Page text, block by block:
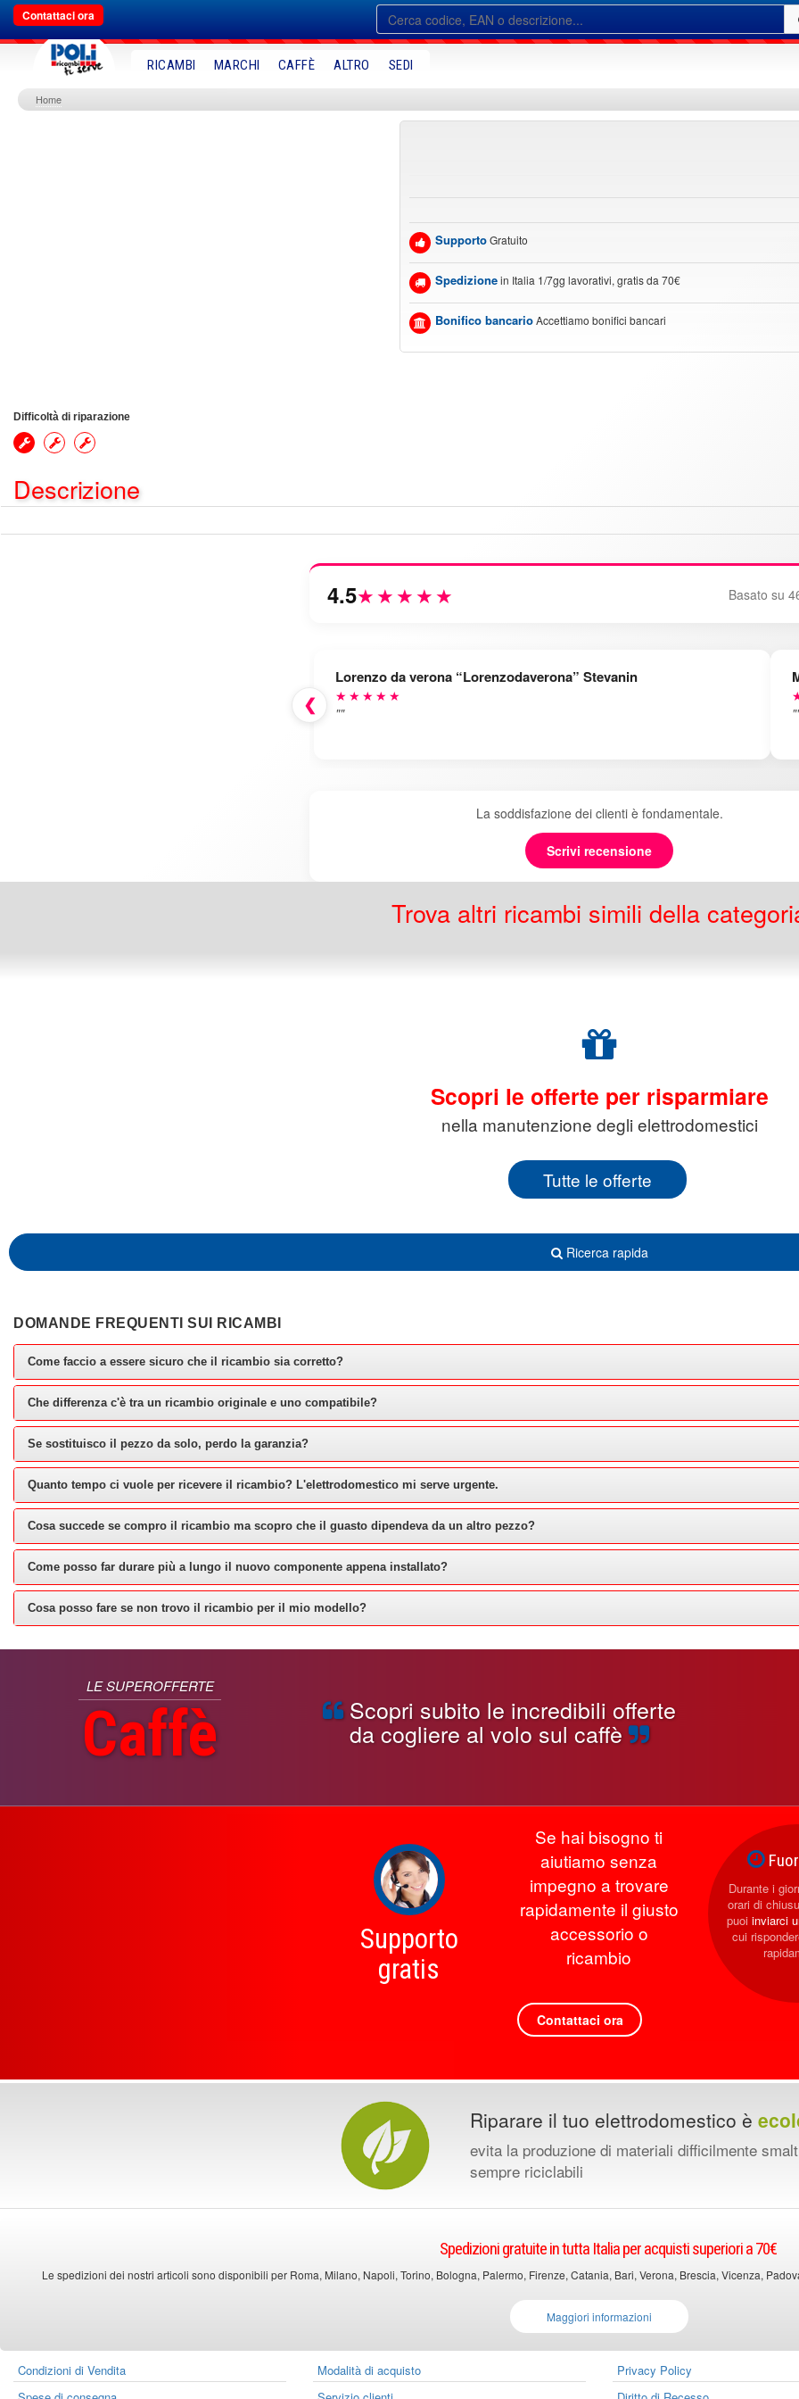
Contattaci ora
RICAMBI MARCHI CAFFÈ ALTRO SEDI
Home
SupportoGratuito
Spedizionein Italia 1/7gg lavorativi, gratis da 70€
Bonifico bancarioAccettiamo bonifici bancari
Difficoltà di riparazione
Descrizione
4.5★★★★★ Basato su
❮
Lorenzo da verona “Lorenzodaverona” Stevanin
★★★★★
""
La soddisfazione dei clienti è fondamentale.
Scrivi recensione
Trova altri ricambi simili della
Scopri le offerte per risparmiare
nella manutenzione degli elettrodomestici
Tutte le offerte
Ricerca rapida
DOMANDE FREQUENTI SUI RICAMBI
Come faccio a essere sicuro che il ricambio sia corretto?
Che differenza c'è tra un ricambio originale e uno compatibile?
Se sostituisco il pezzo da solo, perdo la garanzia?
Quanto tempo ci vuole per ricevere il ricambio? L'elettrodomestico mi serve urgente.
Cosa succede se compro il ricambio ma scopro che il guasto dipendeva da un altro pezzo?
Come posso far durare più a lungo il nuovo componente appena installato?
Cosa posso fare se non trovo il ricambio per il mio modello?
LE SUPEROFFERTE
Caffè Scopri subito le incredibili offerte
da cogliere al volo sul caffè
Supporto
gratis
Se hai bisogno ti
aiutiamo senza
impegno a trovare
rapidamente il giusto
accessorio o
ricambio
Contattaci ora
Durante i
orari di
puoi inviarci
cui
Riparare il tuo elettrodomestico è
evita la produzione di materiali difficilmente
sempre riciclabili
Spedizioni gratuite in tutta Italia per acquisti superiori a 70€
Le spedizioni dei nostri articoli sono disponibili per Roma, Milano, Napoli, Torino, Bologna, Palermo, Firenze, Catania, Bari, Verona, Brescia, Vicenza,
Maggiori informazioni
Condizioni di Vendita Modalità di acquisto
Privacy Policy